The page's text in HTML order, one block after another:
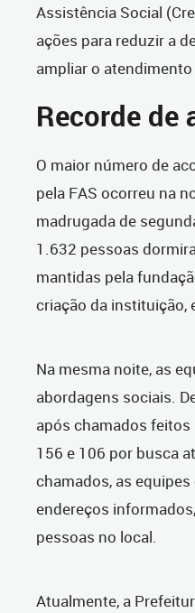
Assistência Social
ações para reduzir a
ampliar o
Recorde de
O maior número de
pela FAS ocorreu na
madrugada de
1.632 pessoas
mantidas pela
criação da instituição,
Na mesma noite, as
abordagens sociais.
após chamados feitos
156 e 106 por busca
chamados, as
endereços
pessoas no local.
Atualmente, a